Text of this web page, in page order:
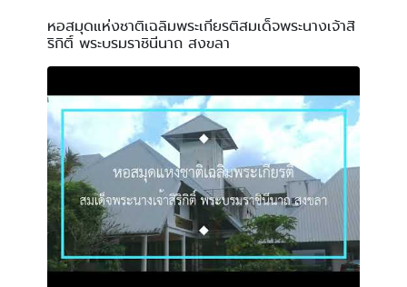
หอสมุดแห่งชาติเฉลิมพระเกียรติสมเด็จพระนางเจ้าสิ
ริกิติ์ พระบรมราชินีนาถ สงขลา